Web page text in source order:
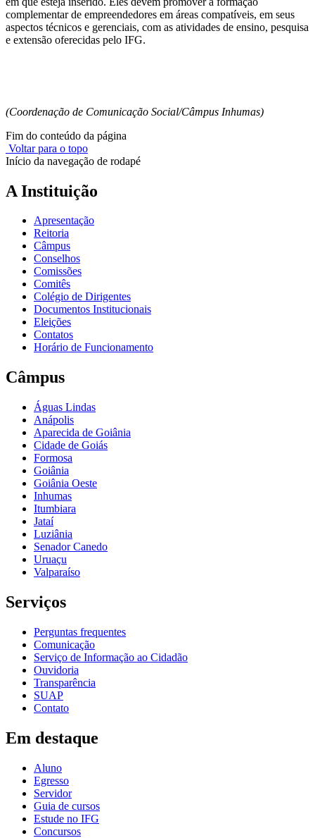
complementar de empreendedores em áreas compatíveis, em seus
aspectos técnicos e gerenciais, com as atividades de ensino, pesquisa
e extensão oferecidas pelo IFG.
(Coordenação de Comunicação Social/Câmpus Inhumas)
Fim do conteúdo da página
Voltar para o topo
Início da navegação de rodapé
A Instituição
Apresentação
Reitoria
Câmpus
Conselhos
Comissões
Comitês
Colégio de Dirigentes
Documentos Institucionais
Eleições
Contatos
Horário de Funcionamento
Câmpus
Águas Lindas
Anápolis
Aparecida de Goiânia
Cidade de Goiás
Formosa
Goiânia
Goiânia Oeste
Inhumas
Itumbiara
Jataí
Luziânia
Senador Canedo
Uruaçu
Valparaíso
Serviços
Perguntas frequentes
Comunicação
Serviço de Informação ao Cidadão
Ouvidoria
Transparência
SUAP
Contato
Em destaque
Aluno
Egresso
Servidor
Guia de cursos
Estude no IFG
Concursos